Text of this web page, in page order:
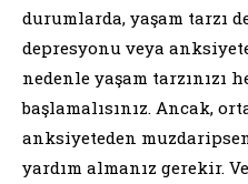
durumlarda, yaşam tarzı
depresyonu veya
nedenle yaşam tarzınızı
başlamalısınız. Ancak,
anksiyeteden
yardım almanız gerekir.